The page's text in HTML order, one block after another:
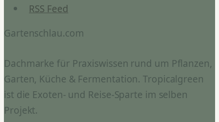
RSS Feed
Gartenschlau.com
Dachmarke für Praxiswissen rund um Pflanzen,
Garten, Küche & Fermentation. Tropicalgreen
ist die Exoten- und Reise-Sparte im selben
Projekt.